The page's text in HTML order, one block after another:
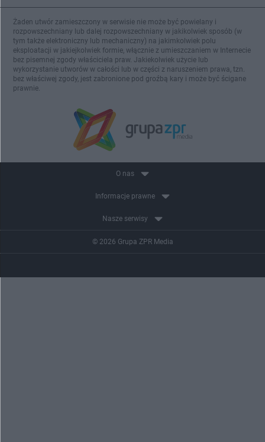
Żaden utwór zamieszczony w serwisie nie może być powielany i
rozpowszechniany lub dalej rozpowszechniany w jakikolwiek sposób (w
tym także elektroniczny lub mechaniczny) na jakimkolwiek polu
eksploatacji w jakiejkolwiek formie, włącznie z umieszczaniem w Internecie
bez pisemnej zgody właściciela praw. Jakiekolwiek użycie lub
wykorzystanie utworów w całości lub w części z naruszeniem prawa, tzn.
bez właściwej zgody, jest zabronione pod groźbą kary i może być ścigane
prawnie.
O nas
Informacje prawne
Nasze serwisy
© 2026 Grupa ZPR Media